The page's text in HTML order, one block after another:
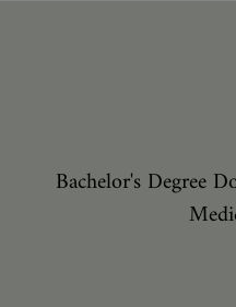
Bachelor's Degree